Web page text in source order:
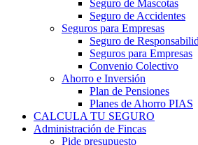
Seguro de Mascotas
Seguro de Accidentes
Seguros para Empresas
Seguro de
Seguros para Empresas
Convenio Colectivo
Ahorro e Inversión
Plan de Pensiones
Planes de Ahorro PIAS
CALCULA TU SEGURO
Administración de Fincas
Pide presupuesto